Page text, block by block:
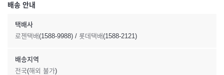
배송 안내
택배사
로젠택배(1588-9988) / 롯데택배(1588-2121)
배송지역
전국(해외 불가)